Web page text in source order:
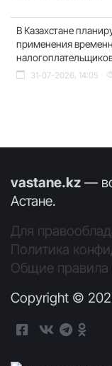
В Казахстане
применения
31-07-2026, 14:05
vastane.kz —
Астане.
Для
Политика
Общие правила
Copyright ©